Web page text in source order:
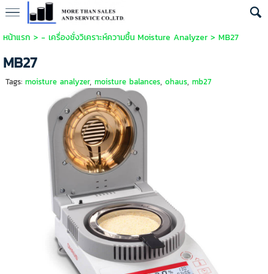
หน้าแรก > - เครื่องชั่งวิเคราะห์ความชื้น Moisture Analyzer> MB27
MB27
Tags: moisture analyzer, moisture balances, ohaus, mb27